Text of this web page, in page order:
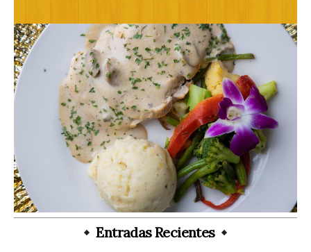
Entradas Recientes